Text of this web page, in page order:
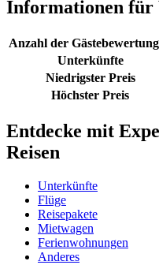
Informationen für
Anzahl der
Unterkünfte
Niedrigster Preis
Höchster Preis
Entdecke mit
Reisen
Unterkünfte
Flüge
Reisepakete
Mietwagen
Ferienwohnungen
Anderes